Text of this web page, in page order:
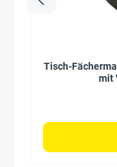
Tisch-
mit